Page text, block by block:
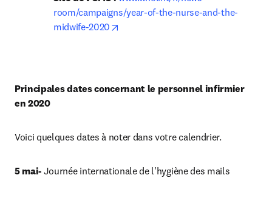
room/campaigns/year-of-the-nurse-and-the-
midwife-2020
Principales dates concernant le personnel infirmier
en 2020
Voici quelques dates à noter dans votre calendrier.
5 mai- Journée internationale de l'hygiène des mails